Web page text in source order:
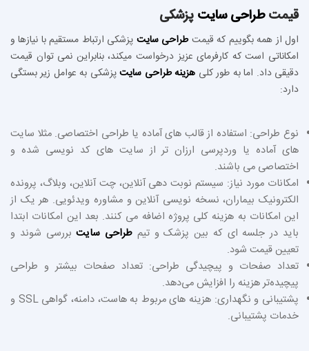
قیمتطراحی سایت پزشکی
اول از همه بگوییم که قیمتطراحی سایت پزشکی ارتباط مستقیم با نیازها و
امکاناتی است که کارفرمای عزیز درخواست میکند، بنابراین نمی توان قیمت
دقیقی داد. اما به طور کلی هزینه طراحی سایتپزشکی به عوامل زیر بستگی
دارد:
نوع طراحی: استفاده از قالب‌ های آماده یا طراحی اختصاصی. مثلا سایت
های آماده یا وردپرسی ارزان تر از سایت های کد نویسی شده و
اختصاصی می باشند.
امکانات مورد نیاز: سیستم نوبت‌ دهی آنلاین، چت آنلاین، وبلاگ، پرونده
الکترونیک بیماران، نسخه‌ نویسی آنلاین و مشاوره ویدئویی. هر یک از
این امکانات به هزینه کلی پروژه اضافه می کنند. بعد این امکانات ابتدا
باید در جلسه ای که بین پزشک و تیم طراحی سایتبررسی شوند و
تعیین قیمت شود.
تعداد صفحات و پیچیدگی طراحی: تعداد صفحات بیشتر و طراحی
پیچیده‌تر هزینه را افزایش می‌دهد.
پشتیبانی و نگهداری: هزینه‌ های مربوط به هاست، دامنه، گواهی SSL و
خدمات پشتیبانی.